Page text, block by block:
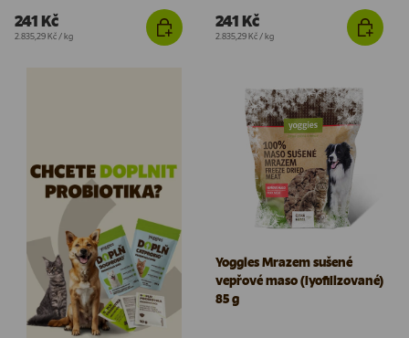
241 Kč
Cena za jednotku
2.835,29 Kč /kg
241 Kč
Cena za jednotku
2.835,29 Kč /kg
Yoggies Mrazem sušené
vepřové maso (lyofilizované)
85 g